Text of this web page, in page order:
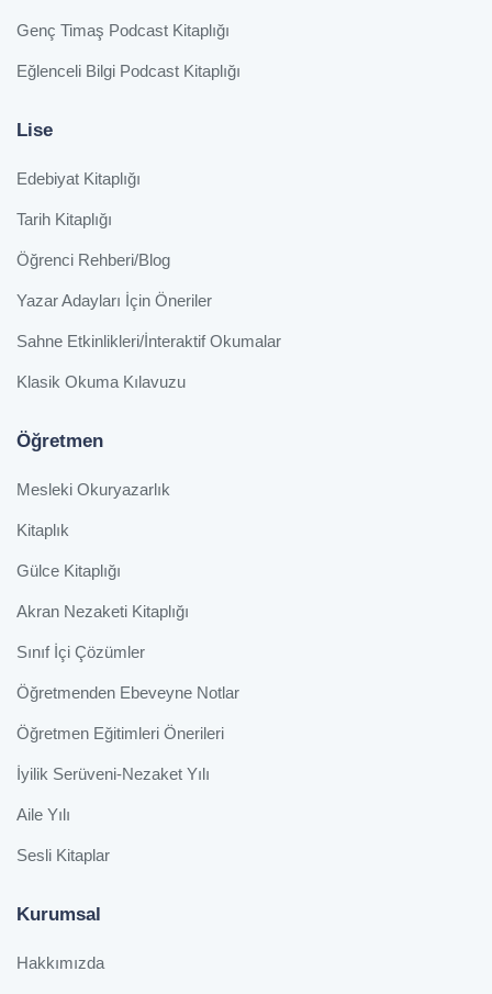
Genç Timaş Podcast Kitaplığı
Eğlenceli Bilgi Podcast Kitaplığı
Lise
Edebiyat Kitaplığı
Tarih Kitaplığı
Öğrenci Rehberi/Blog
Yazar Adayları İçin Öneriler
Sahne Etkinlikleri/İnteraktif Okumalar
Klasik Okuma Kılavuzu
Öğretmen
Mesleki Okuryazarlık
Kitaplık
Gülce Kitaplığı
Akran Nezaketi Kitaplığı
Sınıf İçi Çözümler
Öğretmenden Ebeveyne Notlar
Öğretmen Eğitimleri Önerileri
İyilik Serüveni-Nezaket Yılı
Aile Yılı
Sesli Kitaplar
Kurumsal
Hakkımızda